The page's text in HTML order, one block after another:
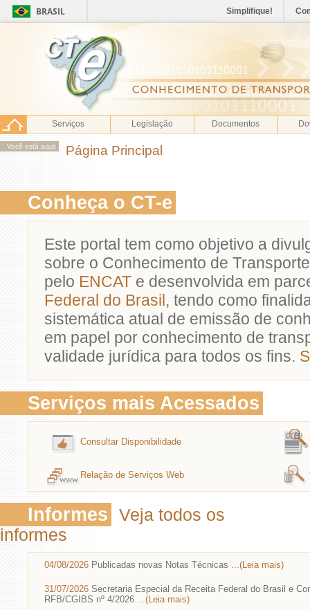
BRASIL Simplifique!
Serviços Legislação Documentos
Você está aqui: Página Principal
Conheça o CT-e
Este portal tem como objetivo a
sobre o Conhecimento de
pelo ENCAT e desenvolvida em
Federal do Brasil, tendo como
sistemática atual de emissão de
em papel por conhecimento de
validade jurídica para todos os fins.
Serviços mais Acessados
Consultar Disponibilidade
Relação de Serviços Web
Informes
Veja todos os
informes
04/08/2026 Publicadas novas Notas Técnicas ...(Leia mais)
31/07/2026 Secretaria Especial da Receita Federal do Brasil e
RFB/CGIBS nº 4/2026 ...(Leia mais)